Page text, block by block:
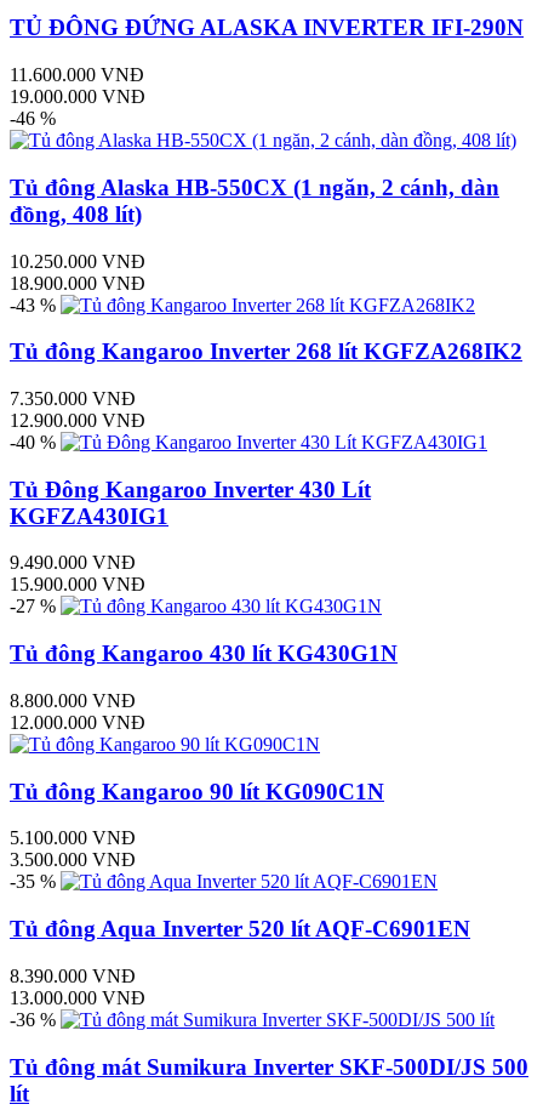
TỦ ĐÔNG ĐỨNG ALASKA INVERTER IFI-290N
11.600.000 VNĐ
19.000.000 VNĐ
-46 %
Tủ đông Alaska HB-550CX (1 ngăn, 2 cánh, dàn
đồng, 408 lít)
10.250.000 VNĐ
18.900.000 VNĐ
-43 %
Tủ đông Kangaroo Inverter 268 lít KGFZA268IK2
7.350.000 VNĐ
12.900.000 VNĐ
-40 %
Tủ Đông Kangaroo Inverter 430 Lít
KGFZA430IG1
9.490.000 VNĐ
15.900.000 VNĐ
-27 %
Tủ đông Kangaroo 430 lít KG430G1N
8.800.000 VNĐ
12.000.000 VNĐ
Tủ đông Kangaroo 90 lít KG090C1N
5.100.000 VNĐ
3.500.000 VNĐ
-35 %
Tủ đông Aqua Inverter 520 lít AQF-C6901EN
8.390.000 VNĐ
13.000.000 VNĐ
-36 %
Tủ đông mát Sumikura Inverter SKF-500DI/JS 500
lít